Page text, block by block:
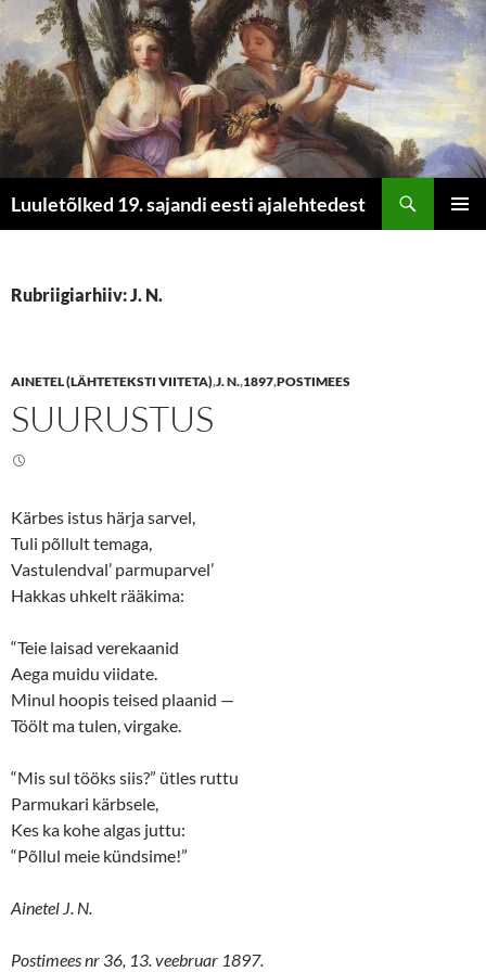
Luuletõlked 19. sajandi eesti ajalehtedest
Rubriigiarhiiv: J. N.
AINETEL (LÄHTETEKSTI VIITETA),J. N.,1897,POSTIMEES
SUURUSTUS
Kärbes istus härja sarvel,
Tuli põllult temaga,
Vastulendval’ parmuparvel’
Hakkas uhkelt rääkima:
“Teie laisad verekaanid
Aega muidu viidate.
Minul hoopis teised plaanid —
Töölt ma tulen, virgake.
“Mis sul tööks siis?” ütles ruttu
Parmukari kärbsele,
Kes ka kohe algas juttu:
“Põllul meie kündsime!”
Ainetel J. N.
Postimees nr 36, 13. veebruar 1897.